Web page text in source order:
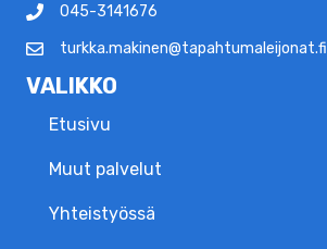
045-3141676
turkka.makinen@tapahtumaleijonat.fi
VALIKKO
Etusivu
Muut palvelut
Yhteistyössä